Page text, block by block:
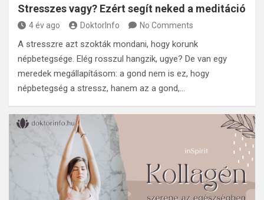
Stresszes vagy? Ezért segít neked a meditáció
4 év ago DoktorInfo No Comments
A stresszre azt szokták mondani, hogy korunk
népbetegsége. Elég rosszul hangzik, ugye? De van egy
meredek megállapításom: a gond nem is ez, hogy
népbetegség a stressz, hanem az a gond,…